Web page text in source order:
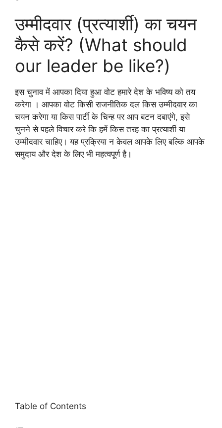
उम्मीदवार (प्रत्यार्शी) का चयन
कैसे करें? (What should
our leader be like?)
इस चुनाव में आपका दिया हुआ वोट हमारे देश के भविष्य को तय
करेगा । आपका वोट किसी राजनीतिक दल किस उम्मीदवार का
चयन करेगा या किस पार्टी के चिन्ह पर आप बटन दबाएंगे, इसे
चुनने से पहले विचार करे कि हमें किस तरह का प्रत्यार्शी या
उम्मीदवार चाहिए। यह प्रक्रिया न केवल आपके लिए बल्कि आपके
समुदाय और देश के लिए भी महत्वपूर्ण है।
Table of Contents